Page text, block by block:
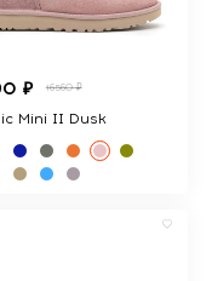
₽ 16560 ₽
Mini II Dusk